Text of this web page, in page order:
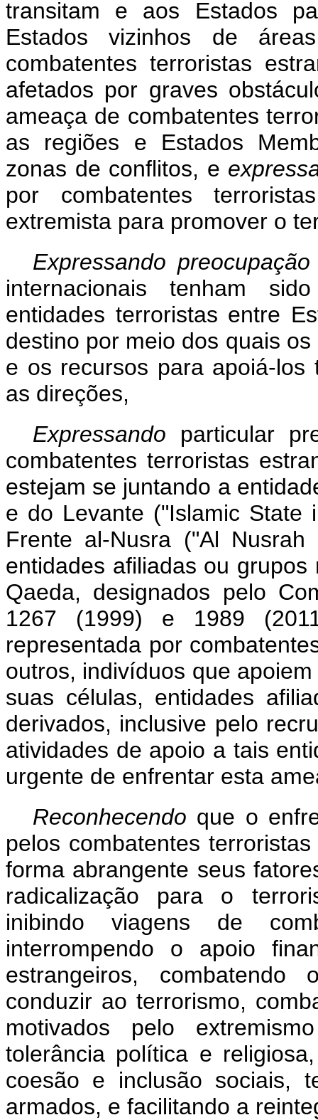
transitam e aos Estados
Estados vizinhos de
combatentes terroristas
afetados por graves
ameaça de combatentes
as regiões e Estados
zonas de conflitos, e
por combatentes
extremista para promover o
Expressando
internacionais tenham
entidades terroristas entre
destino por meio dos quais
e os recursos para apoiá-los
as direções,
Expressando particular
combatentes terroristas
estejam se juntando a
e do Levante ("Islamic
Frente al-Nusra ("Al
entidades afiliadas ou
Qaeda, designados pelo
1267 (1999) e 1989
representada por
outros, indivíduos que
suas células, entidades
derivados, inclusive pelo
atividades de apoio a tais
urgente de enfrentar esta
Reconhecendo que o
pelos combatentes
forma abrangente seus
radicalização para o
inibindo viagens de
interrompendo o apoio
estrangeiros,
conduzir ao terrorismo,
motivados pelo
tolerância política e
coesão e inclusão sociais,
armados, e facilitando a